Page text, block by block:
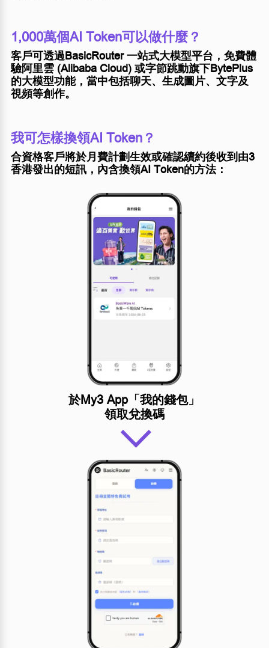
1,000萬個AI Token可以做什麼？
客戶可透過BasicRouter 一站式大模型平台，免費體
驗阿里雲 (Alibaba Cloud) 或字節跳動旗下BytePlus
的大模型功能，當中包括聊天、生成圖片、文字及
視頻等創作。
我可怎樣換領AI Token？
合資格客戶將於月費計劃生效或確認續約後收到由3
香港發出的短訊，內含換領AI Token的方法：
於My3 App「我的錢包」
領取兌換碼